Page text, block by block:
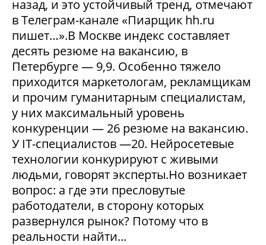
назад, и это устойчивый тренд, отмечают
в Телеграм-канале «Пиарщик hh.ru
пишет…».В Москве индекс составляет
десять резюме на вакансию, в
Петербурге — 9,9. Особенно тяжело
приходится маркетологам, рекламщикам
и прочим гуманитарным специалистам,
у них максимальный уровень
конкуренции — 26 резюме на вакансию.
У IT-специалистов —20. Нейросетевые
технологии конкурируют с живыми
людьми, говорят эксперты.Но возникает
вопрос: а где эти пресловутые
работодатели, в сторону которых
развернулся рынок? Потому что в
реальности найти...